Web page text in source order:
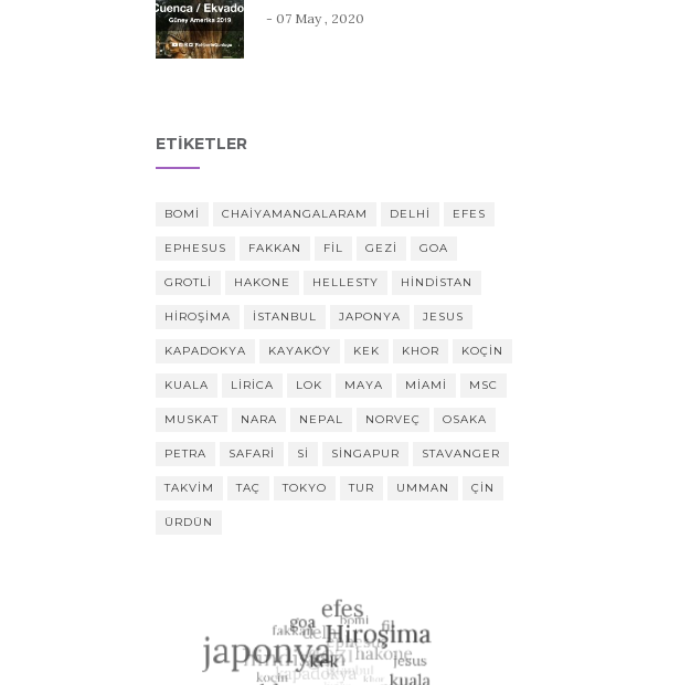
- 07 May , 2020
ETIKETLER
BOMI CHAIYAMANGALARAM DELHI EFES
EPHESUS FAKKAN FIL GEZI GOA
GROTLI HAKONE HELLESTY HINDISTAN
HIROŞIMA ISTANBUL JAPONYA JESUS
KAPADOKYA KAYAKÖY KEK KHOR KOÇIN
KUALA LIRICA LOK MAYA MIAMI MSC
MUSKAT NARA NEPAL NORVEÇ OSAKA
PETRA SAFARI SI SINGAPUR STAVANGER
TAKVIM TAÇ TOKYO TUR UMMAN ÇIN
ÜRDÜN